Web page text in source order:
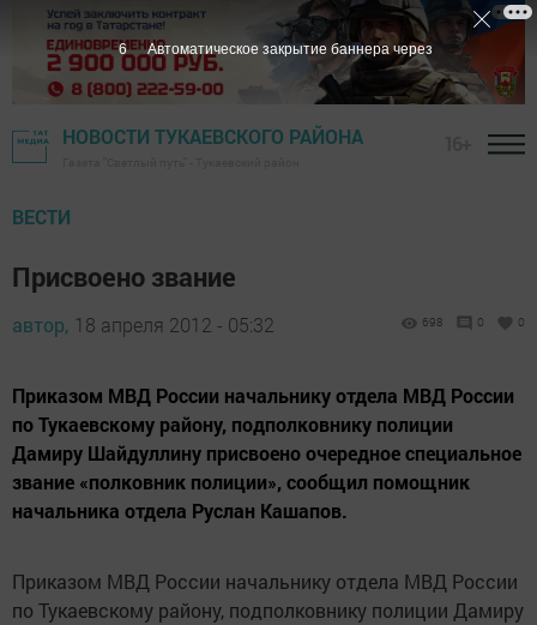
НОВОСТИ ТУКАЕВСКОГО РАЙОНА
ВЕСТИ
Присвоено звание
автор, 18 апреля 2012 - 05:32 698 0 0
Приказом МВД России начальнику отдела МВД России
по Тукаевскому району, подполковнику полиции
Дамиру Шайдуллину присвоено очередное специальное
звание «полковник полиции», сообщил помощник
начальника отдела Руслан Кашапов.
Приказом МВД России начальнику отдела МВД России
по Тукаевскому району, подполковнику полиции Дамиру
5 Автоматическое закрытие баннера через